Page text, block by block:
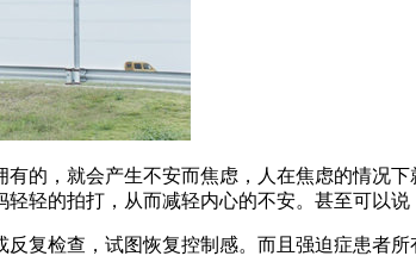
的，就会产生不安而焦虑，人在焦虑的情况
轻的拍打，从而减轻内心的不安。甚至可以说
复检查，试图恢复控制感。而且强迫症患者